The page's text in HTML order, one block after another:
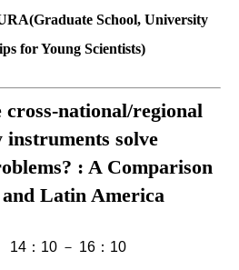
School, University
for Young Scientists)
national/regional
solve
: A Comparison
and Latin America
14：10 － 16：10